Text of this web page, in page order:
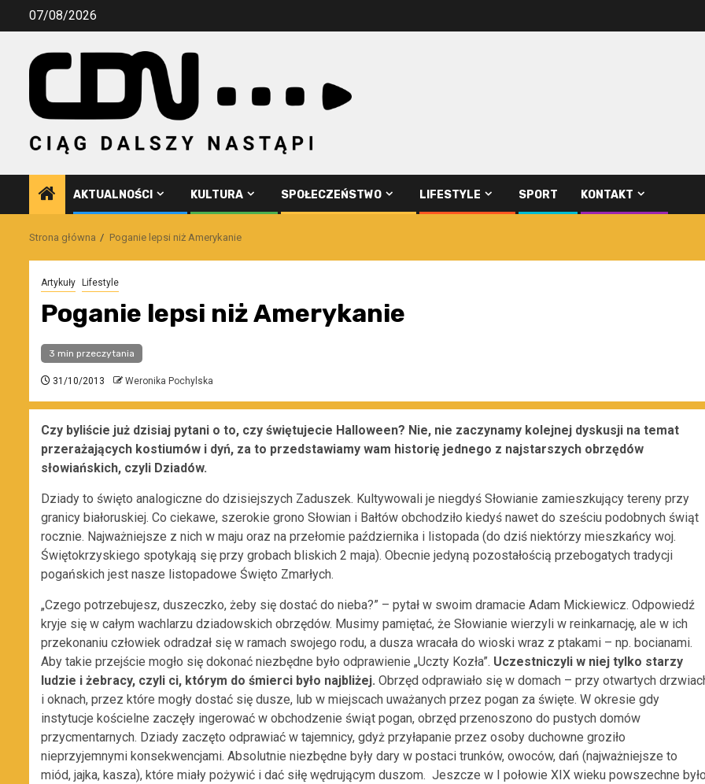
Przejdź07/08/2026
AKTUALNOŚCI KULTURA SPOŁECZEŃSTWO LIFESTYLE SPORT KONTAKT
Strona główna Poganie lepsi niż Amerykanie
Artykuły Lifestyle
Poganie lepsi niż Amerykanie
3 min przeczytania
31/10/2013 Weronika Pochylska
Czy byliście już dzisiaj pytani o to, czy świętujecie Halloween? Nie, nie zaczynamy kolejnej dyskusji na temat
przerażających kostiumów i dyń, za to przedstawiamy wam historię jednego z najstarszych obrzędów
słowiańskich, czyli Dziadów.
Dziady to święto analogiczne do dzisiejszych Zaduszek. Kultywowali je niegdyś Słowianie zamieszkujący tereny przy
granicy białoruskiej. Co ciekawe, szerokie grono Słowian i Bałtów obchodziło kiedyś nawet do sześciu podobnych świąt
rocznie. Najważniejsze z nich w maju oraz na przełomie października i listopada (do dziś niektórzy mieszkańcy woj.
Świętokrzyskiego spotykają się przy grobach bliskich 2 maja). Obecnie jedyną pozostałością przebogatych tradycji
pogańskich jest nasze listopadowe Święto Zmarłych.
„Czego potrzebujesz, duszeczko, żeby się dostać do nieba?” – pytał w swoim dramacie Adam Mickiewicz. Odpowiedź
kryje się w całym wachlarzu dziadowskich obrzędów. Musimy pamiętać, że Słowianie wierzyli w reinkarnację, ale w ich
przekonaniu człowiek odradzał się w ramach swojego rodu, a dusza wracała do wioski wraz z ptakami – np. bocianami.
Aby takie przejście mogło się dokonać niezbędne było odprawienie „Uczty Kozła”. Uczestniczyli w niej tylko starzy
ludzie i żebracy, czyli ci, którym do śmierci było najbliżej. Obrzęd odprawiało się w domach – przy otwartych
i oknach, przez które mogły dostać się dusze, lub w miejscach uważanych przez pogan za święte. W okresie gdy
instytucje kościelne zaczęły ingerować w obchodzenie świąt pogan, obrzęd przenoszono do pustych domów
przycmentarnych. Dziady zaczęto odprawiać w tajemnicy, gdyż przyłapanie przez osoby duchowne groziło
nieprzyjemnymi konsekwencjami. Absolutnie niezbędne były dary w postaci trunków, owoców, dań (najważniejsze to
miód, jajka, kasza), które miały pożywić i dać siłę wędrującym duszom. Jeszcze w I połowie XIX wieku powszechne